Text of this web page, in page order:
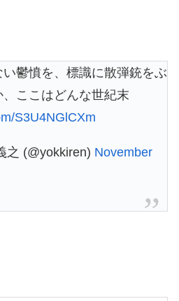
鬱憤を、標識に散弾銃をぶ
ここはどんな世紀末
S3U4NGlCXm
(@yokkiren) November